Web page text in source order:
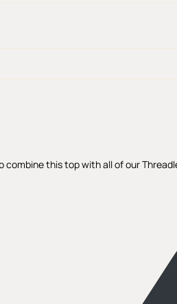
this top with all of our